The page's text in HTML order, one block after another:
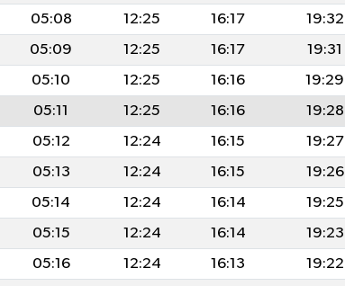
05:08 12:25 16:17 19:32
05:09 12:25 16:17 19:31
05:10 12:25 16:16 19:29
05:11 12:25 16:16 19:28
05:12 12:24 16:15 19:27
05:13 12:24 16:15 19:26
05:14 12:24 16:14 19:25
05:15 12:24 16:14 19:23
05:16 12:24 16:13 19:22